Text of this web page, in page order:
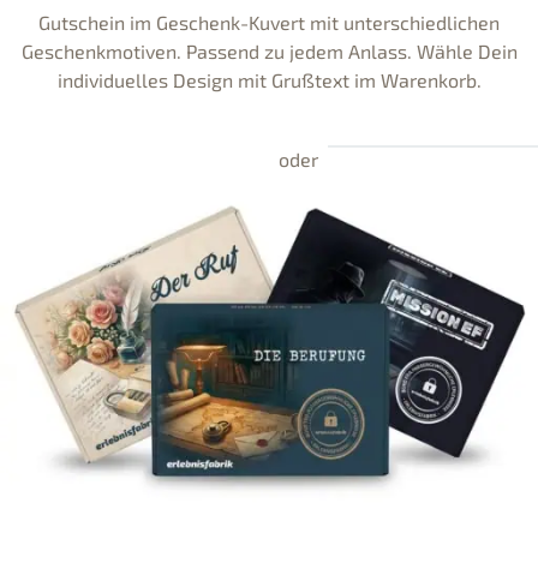
Gutschein im Geschenk-Kuvert mit unterschiedlichen
Geschenkmotiven. Passend zu jedem Anlass. Wähle Dein
individuelles Design mit Grußtext im Warenkorb.